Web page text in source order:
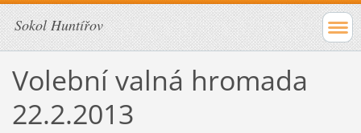
Sokol Huntířov
Volební valná hromada
22.2.2013